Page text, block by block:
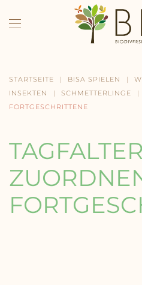
Skip to main content
STARTSEITE BISA SPIELEN
INSEKTEN
SCHMETTERLINGE
FORTGESCHRITTENE
TAGFALTER